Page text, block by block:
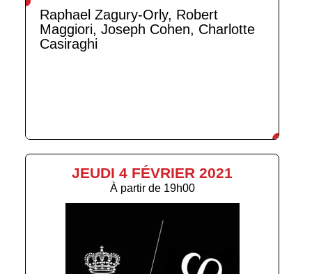
Raphael Zagury-Orly, Robert
Maggiori, Joseph Cohen, Charlotte
Casiraghi
JEUDI 4 FÉVRIER 2021
À partir de 19h00